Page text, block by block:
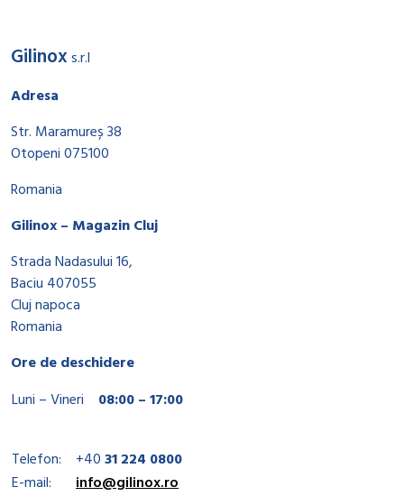
Gilinoxs.r.l
Adresa
Str. Maramureș 38
Otopeni 075100
Romania
Gilinox – Magazin Cluj
Strada Nadasului 16,
Baciu 407055
Cluj napoca
Romania
Ore de deschidere
Luni – Vineri
08:00 – 17:00
Telefon: +4031 224 0800
E-mail:
info@gilinox.ro